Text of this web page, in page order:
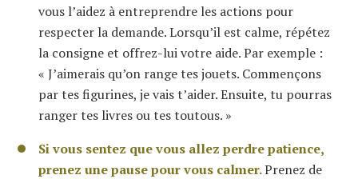
vous l’aidez à entreprendre les actions pour
respecter la demande. Lorsqu’il est calme, répétez
la consigne et offrez-lui votre aide. Par exemple :
« J’aimerais qu’on range tes jouets. Commençons
par tes figurines, je vais t’aider. Ensuite, tu pourras
ranger tes livres ou tes toutous. »
Si vous sentez que vous allez perdre patience,
prenez une pause pour vous calmer.Prenez de